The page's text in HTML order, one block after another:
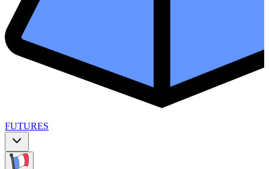
FUTURES